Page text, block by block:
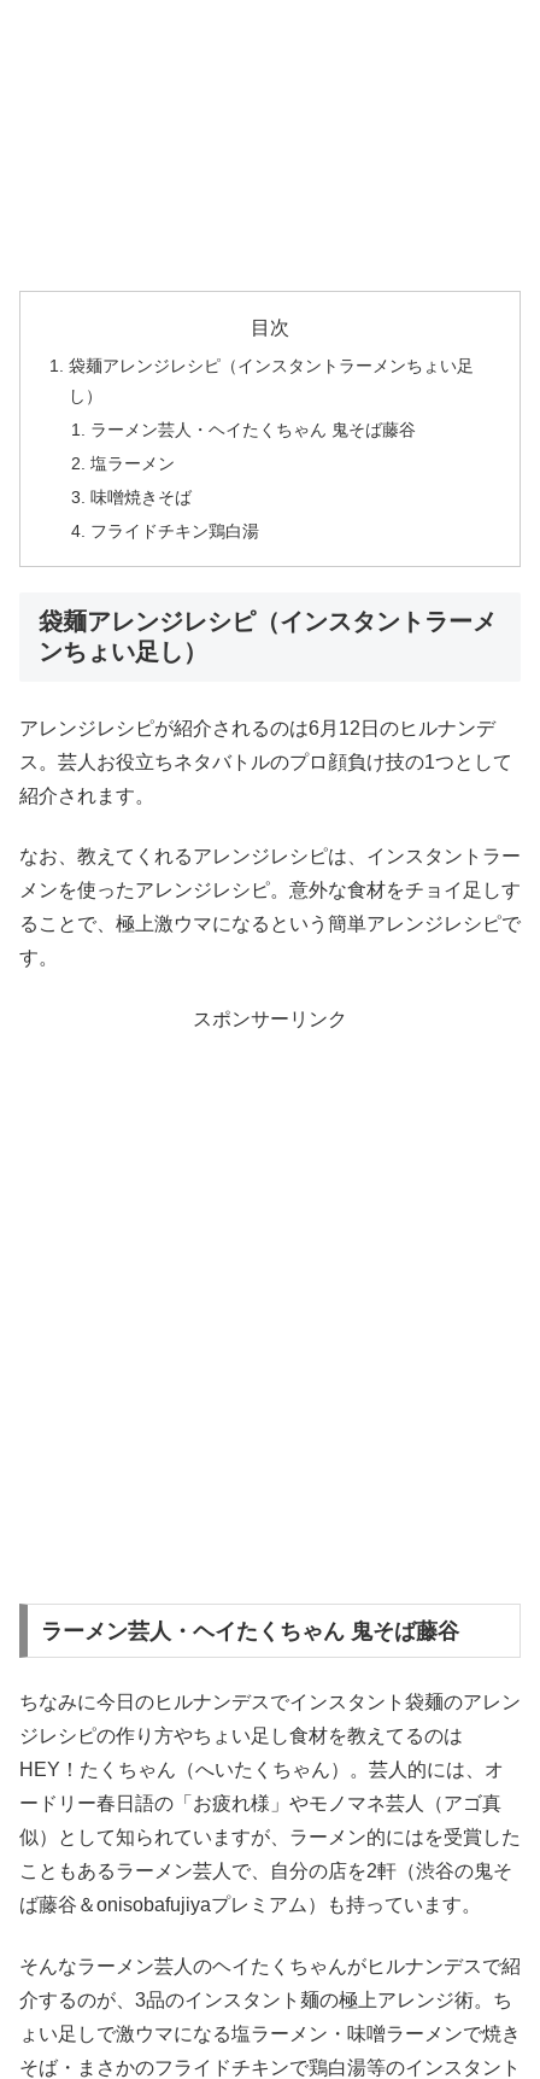
目次
袋麺アレンジレシピ（インスタントラーメンちょい足
し）
ラーメン芸人・ヘイたくちゃん 鬼そば藤谷
塩ラーメン
味噌焼きそば
フライドチキン鶏白湯
袋麺アレンジレシピ（インスタントラーメ
ンちょい足し）
アレンジレシピが紹介されるのは6月12日のヒルナンデ
ス。芸人お役立ちネタバトルのプロ顔負け技の1つとして
紹介されます。
なお、教えてくれるアレンジレシピは、インスタントラー
メンを使ったアレンジレシピ。意外な食材をチョイ足しす
ることで、極上激ウマになるという簡単アレンジレシピで
す。
スポンサーリンク
ラーメン芸人・ヘイたくちゃん 鬼そば藤谷
ちなみに今日のヒルナンデスでインスタント袋麺のアレン
ジレシピの作り方やちょい足し食材を教えてるのは
HEY！たくちゃん（へいたくちゃん）。芸人的には、オ
ードリー春日語の「お疲れ様」やモノマネ芸人（アゴ真
似）として知られていますが、ラーメン的にはを受賞した
こともあるラーメン芸人で、自分の店を2軒（渋谷の鬼そ
ば藤谷＆onisobafujiyaプレミアム）も持っています。
そんなラーメン芸人のヘイたくちゃんがヒルナンデスで紹
介するのが、3品のインスタント麺の極上アレンジ術。ち
ょい足しで激ウマになる塩ラーメン・味噌ラーメンで焼き
そば・まさかのフライドチキンで鶏白湯等のインスタント